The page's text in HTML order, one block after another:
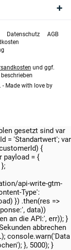
Datenschutz
AGB
und ggf.
- Made with love by
gesetzt sind var
= 'Standartwert'; var
{
payload = {
api-write-gtm-
Type':
}) .then(res =>
data))
an die API:', err)); }
abbrechen
console.warn('Data
}, 5000); }